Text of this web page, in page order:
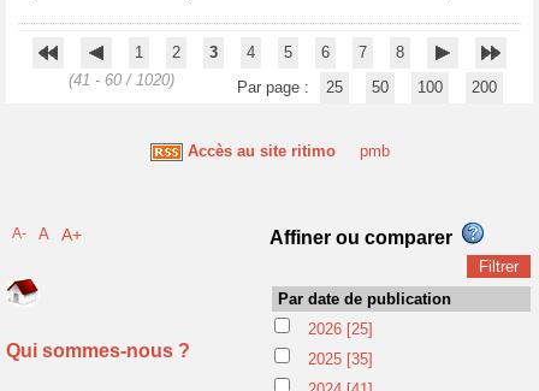
1 2 3 4 5 6 7
8
(41 - 60 / 1020)
Par page : 25 50 100 200
Accès au site ritimo pmb
A- A A+
Qui sommes-nous ?
Affiner ou comparer
Par date de publication
2026 [25]
2025 [35]